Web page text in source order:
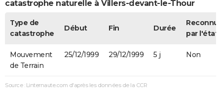
catastrophe naturelle à Villers-devant-le-Thour
Type de
catastrophe
Début Fin Durée
par l'état
Mouvement
de Terrain
25/12/1999 29/12/1999 5 j Non
Source : Linternaute.com d'après les données de la CCR